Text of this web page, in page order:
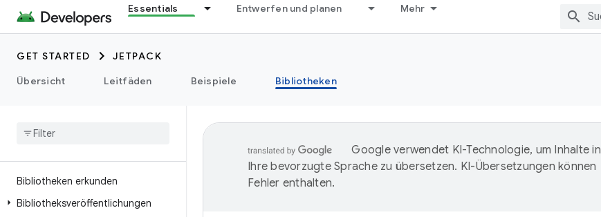
Essentials Entwerfen und planen Mehr
GET STARTED
JETPACK
Übersicht
Leitfäden Beispiele Bibliotheken
Bibliotheken erkunden
Bibliotheksveröffentlichungen
Google verwendet KI-Technologie, um Inhalte in
Ihre bevorzugte Sprache zu übersetzen. KI-Übersetzungen können
Fehler enthalten.